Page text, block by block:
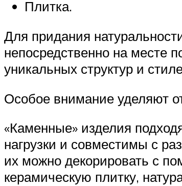
Плитка.
Для придания
непосредственно на месте
уникальных структур и
Особое внимание уделяют
«Каменные» изделия
нагрузки и совместимы с
их можно декорировать с
керамическую плитку,